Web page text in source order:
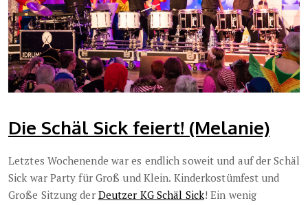
Die Schäl Sick feiert! (Melanie)
Letztes Wochenende war es endlich soweit und auf der Schäl
Sick war Party für Groß und Klein. Kinderkostümfest und
Große Sitzung der Deutzer KG Schäl Sick! Ein wenig